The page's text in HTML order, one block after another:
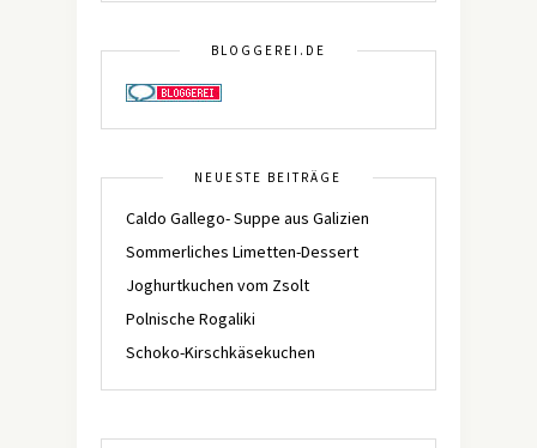
BLOGGEREI.DE
NEUESTE BEITRÄGE
Caldo Gallego- Suppe aus Galizien
Sommerliches Limetten-Dessert
Joghurtkuchen vom Zsolt
Polnische Rogaliki
Schoko-Kirschkäsekuchen